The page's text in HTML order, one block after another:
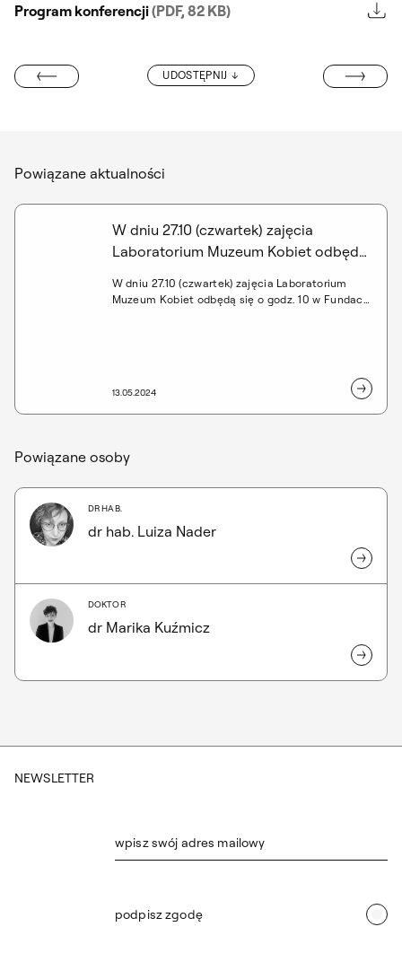
Program konferencji(PDF, 82 KB)
UDOSTĘPNIJ
2023/2024
ARTYKUŁ DR.
Powiązane aktualności
W dniu 27.10 (czwartek) zajęcia
Laboratorium Muzeum Kobiet odbędą
(spotkanie z Agatą Siecińską), ul Foksal
W dniu 27.10 (czwartek) zajęcia Laboratorium
Muzeum Kobiet odbędą się o godz. 10 w Fundacji
13.05.2024
Powiązane osoby
DR HAB.
dr hab. Luiza Nader
DOKTOR
dr Marika Kuźmicz
NEWSLETTER
wpisz swój adres mailowy
podpisz zgodę